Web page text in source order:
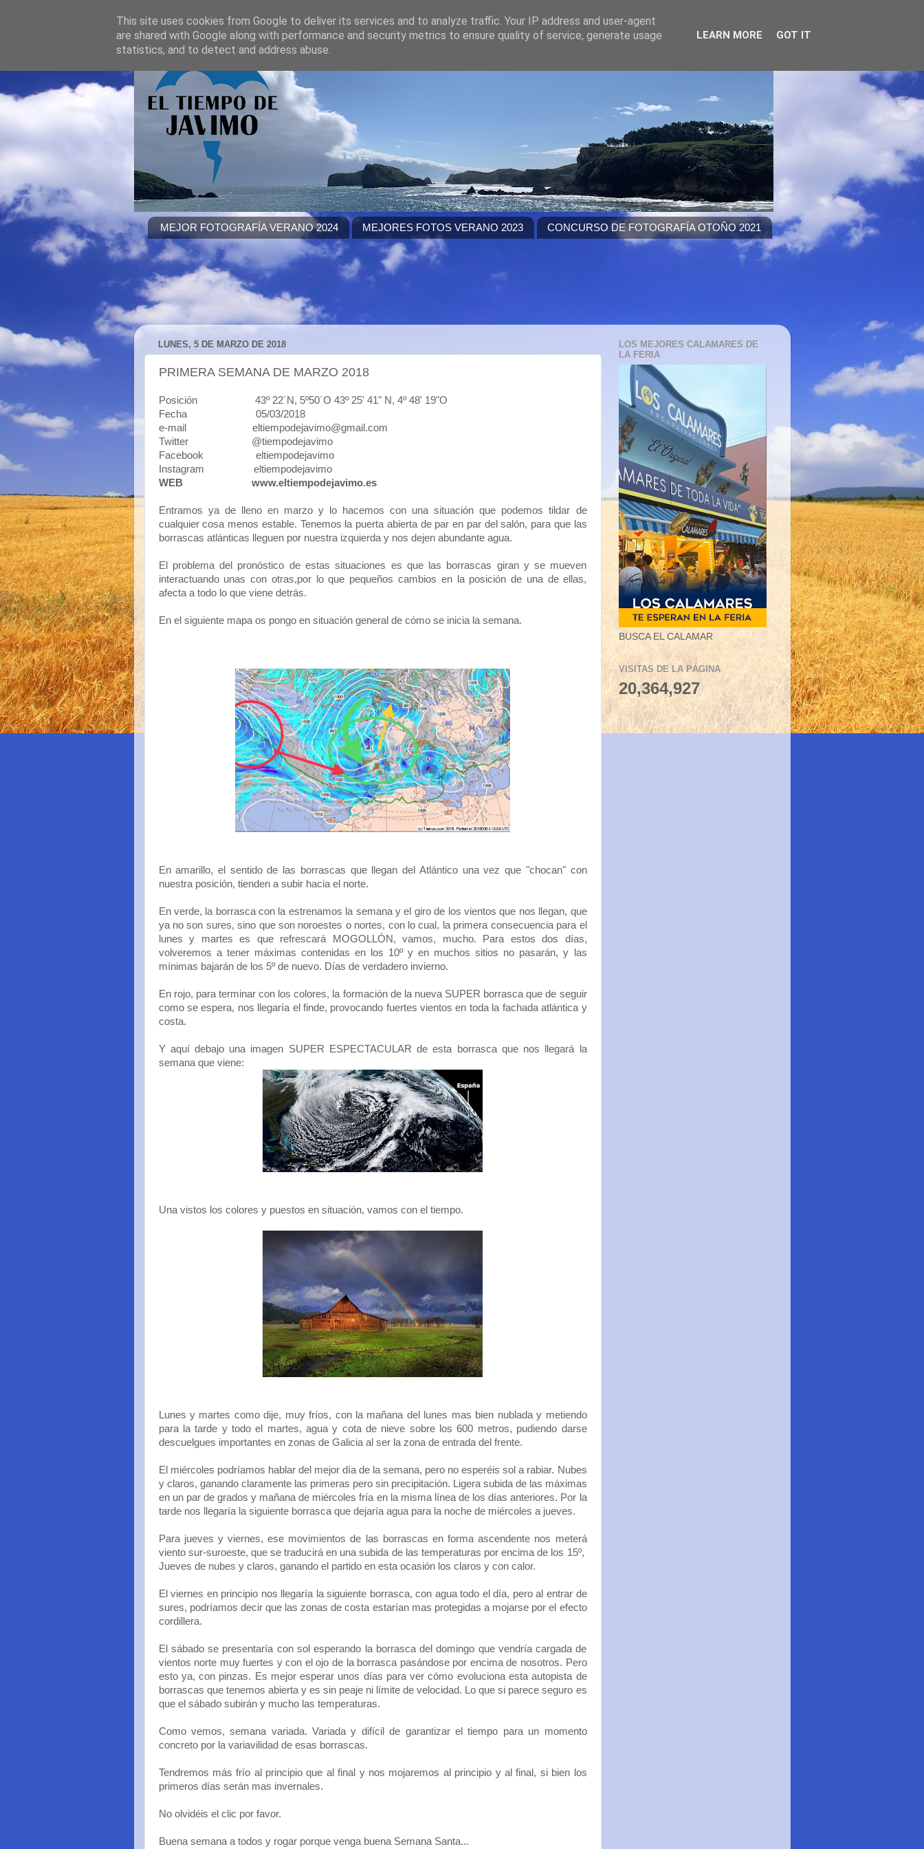
MEJOR FOTOGRAFÍA VERANO 2024 MEJORES FOTOS VERANO 2023 CONCURSO DE FOTOGRAFÍA OTOÑO 2021
LUNES, 5 DE MARZO DE 2018
PRIMERA SEMANA DE MARZO 2018
Posición 43º 22´N, 5º50´O 43º 25' 41" N, 4º 48' 19"O
Fecha 05/03/2018
e-mail eltiempodejavimo@gmail.com
Twitter @tiempodejavimo
Facebook eltiempodejavimo
Instagram eltiempodejavimo
WEB
www.eltiempodejavimo.es
Entramos ya de lleno en marzo y lo hacemos con una situación que podemos tildar de
cualquier cosa menos estable. Tenemos la puerta abierta de par en par del salón, para que las
borrascas atlánticas lleguen por nuestra izquierda y nos dejen abundante agua.
El problema del pronóstico de estas situaciones es que las borrascas giran y se mueven
interactuando unas con otras,por lo que pequeños cambios en la posición de una de ellas,
afecta a todo lo que viene detrás.
En el siguiente mapa os pongo en situación general de cómo se inicia la semana.
En amarillo, el sentido de las borrascas que llegan del Atlántico una vez que "chocan" con
nuestra posición, tienden a subir hacia el norte.
En verde, la borrasca con la estrenamos la semana y el giro de los vientos que nos llegan, que
ya no son sures, sino que son noroestes o nortes, con lo cual, la primera consecuencia para el
lunes y martes es que refrescará MOGOLLÓN, vamos, mucho. Para estos dos días,
volveremos a tener máximas contenidas en los 10º y en muchos sitios no pasarán, y las
mínimas bajarán de los 5º de nuevo. Días de verdadero invierno.
En rojo, para terminar con los colores, la formación de la nueva SUPER borrasca que de seguir
como se espera, nos llegaría el finde, provocando fuertes vientos en toda la fachada atlántica y
costa.
Y aquí debajo una imagen SUPER ESPECTACULAR de esta borrasca que nos llegará la
semana que viene:
Una vistos los colores y puestos en situación, vamos con el tiempo.
Lunes y martes como dije, muy fríos, con la mañana del lunes mas bien nublada y metiendo
para la tarde y todo el martes, agua y cota de nieve sobre los 600 metros, pudiendo darse
descuelgues importantes en zonas de Galicia al ser la zona de entrada del frente.
El miércoles podríamos hablar del mejor día de la semana, pero no esperéis sol a rabiar. Nubes
y claros, ganando claramente las primeras pero sin precipitación. Ligera subida de las máximas
en un par de grados y mañana de miércoles fría en la misma línea de los días anteriores. Por la
tarde nos llegaría la siguiente borrasca que dejaría agua para la noche de miércoles a jueves.
Para jueves y viernes, ese movimientos de las borrascas en forma ascendente nos meterá
viento sur-suroeste, que se traducirá en una subida de las temperaturas por encima de los 15º,
Jueves de nubes y claros, ganando el partido en esta ocasión los claros y con calor.
El viernes en principio nos llegaría la siguiente borrasca, con agua todo el día, pero al entrar de
sures, podríamos decir que las zonas de costa estarían mas protegidas a mojarse por el efecto
cordillera.
El sábado se presentaría con sol esperando la borrasca del domingo que vendría cargada de
vientos norte muy fuertes y con el ojo de la borrasca pasándose por encima de nosotros. Pero
esto ya, con pinzas. Es mejor esperar unos días para ver cómo evoluciona esta autopista de
borrascas que tenemos abierta y es sin peaje ni límite de velocidad. Lo que si parece seguro es
que el sábado subirán y mucho las temperaturas.
Como vemos, semana variada. Variada y difícil de garantizar el tiempo para un momento
concreto por la variavilidad de esas borrascas.
Tendremos más frío al principio que al final y nos mojaremos al principio y al final, si bien los
primeros días serán mas invernales.
No olvidéis el clic por favor.
Buena semana a todos y rogar porque venga buena Semana Santa...
LOS MEJORES CALAMARES DE
LA FERIA
BUSCA EL CALAMAR
VISITAS DE LA PÁGINA
20,364,927
This site uses cookies from Google to deliver its services and to analyze traffic. Your IP address and user-agent
are shared with Google along with performance and security metrics to ensure quality of service, generate usage
statistics, and to detect and address abuse.
LEARN MORE GOT IT